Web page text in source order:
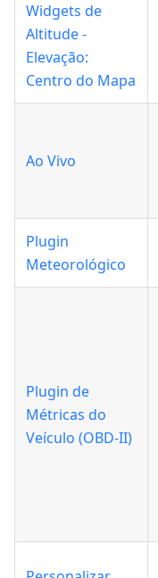
Widgets de
Altitude -
Elevação:
Centro do Mapa
Ao Vivo
Plugin
Meteorológico
Plugin de
Métricas do
Veículo (OBD-II)